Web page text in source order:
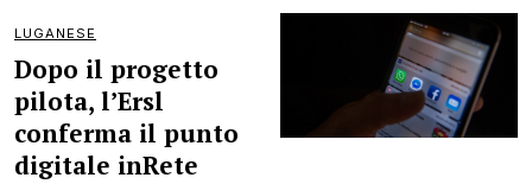
LUGANESE
Dopo il progetto
pilota, l’Ersl
conferma il punto
digitale inRete